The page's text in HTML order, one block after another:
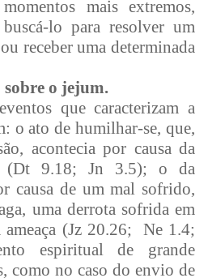
mais extremos,
lo para resolver um
receber uma determinada
sobre o jejum.
que caracterizam a
o ato de humilhar-se, que,
acontecia por causa da
(Dt 9.18; Jn 3.5); o da
causa de um mal sofrido,
uma derrota sofrida em
ameaça (Jz 20.26; Ne 1.4;
espiritual de grande
como no caso do envio de